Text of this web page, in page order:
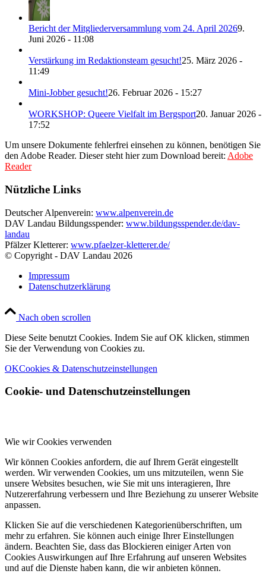
Bericht der Mitgliederversammlung vom 24. April 20269.
Juni 2026 - 11:08
Verstärkung im Redaktionsteam gesucht!25. März 2026 -
11:49
Mini-Jobber gesucht!26. Februar 2026 - 15:27
WORKSHOP: Queere Vielfalt im Bergsport20. Januar 2026 -
17:52
Um unsere Dokumente fehlerfrei einsehen zu können, benötigen Sie
den Adobe Reader. Dieser steht hier zum Download bereit: Adobe
Reader
Nützliche Links
Deutscher Alpenverein: www.alpenverein.de
DAV Landau Bildungsspender: www.bildungsspender.de/dav-
landau
Pfälzer Kletterer: www.pfaelzer-kletterer.de/
© Copyright - DAV Landau 2026
Impressum
Datenschutzerklärung
Nach oben scrollen
Diese Seite benutzt Cookies. Indem Sie auf OK klicken, stimmen
Sie der Verwendung von Cookies zu.
OKCookies & Datenschutzeinstellungen
Cookie- und Datenschutzeinstellungen
Wie wir Cookies verwenden
Wir können Cookies anfordern, die auf Ihrem Gerät eingestellt
werden. Wir verwenden Cookies, um uns mitzuteilen, wenn Sie
unsere Websites besuchen, wie Sie mit uns interagieren, Ihre
Nutzererfahrung verbessern und Ihre Beziehung zu unserer Website
anpassen.
Klicken Sie auf die verschiedenen Kategorienüberschriften, um
mehr zu erfahren. Sie können auch einige Ihrer Einstellungen
ändern. Beachten Sie, dass das Blockieren einiger Arten von
Cookies Auswirkungen auf Ihre Erfahrung auf unseren Websites
und auf die Dienste haben kann, die wir anbieten können.